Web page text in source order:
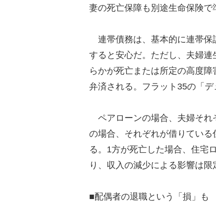
妻の死亡保障も別途生命保険で
連帯債務は、基本的に連帯保
すると安心だ。ただし、夫婦
らかが死亡または所定の高度
弁済される。フラット35の「デ
ペアローンの場合、夫婦それ
の場合、それぞれが借りてい
る。1方が死亡した場合、住宅
り、収入の減少による影響は限
■配偶者の退職という「損」も